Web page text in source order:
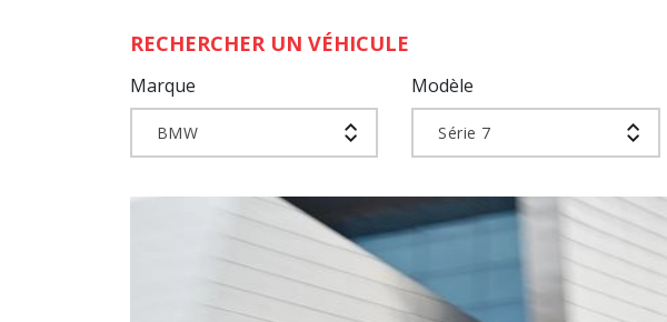
RECHERCHER UN VÉHICULE
Marque
BMW
Modèle
Série 7